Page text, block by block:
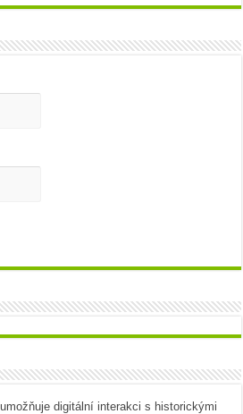
digitální interakci s historickými